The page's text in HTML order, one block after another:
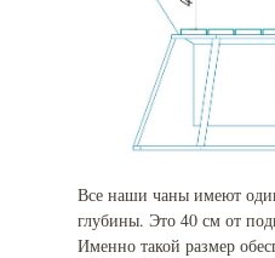
Все наши чаны имеют
глубины. Это 40 см от
Именно такой размер